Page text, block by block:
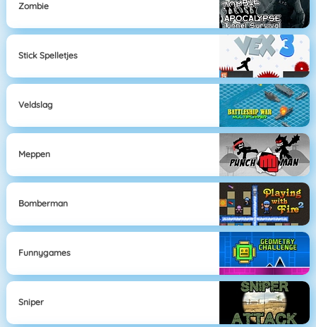
Zombie
Stick Spelletjes
Veldslag
Meppen
Bomberman
Funnygames
Sniper